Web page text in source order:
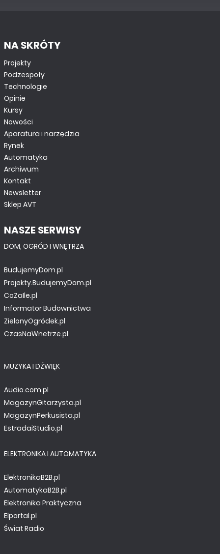
NA SKRÓTY
Projekty
Podzespoły
Technologie
Opinie
Kursy
Nowości
Aparatura i narzędzia
Rynek
Automatyka
Archiwum
Kontakt
Newsletter
Sklep AVT
NASZE SERWISY
DOM, OGRÓD I WNĘTRZA
BudujemyDom.pl
Projekty.BudujemyDom.pl
CoZaIle.pl
Informator Budownictwa
ZielonyOgródek.pl
CzasNaWnetrze.pl
MUZYKA I DŹWIĘK
Audio.com.pl
MagazynGitarzysta.pl
MagazynPerkusista.pl
EstradaiStudio.pl
ELEKTRONIKA I AUTOMATYKA
ElektronikaB2B.pl
AutomatykaB2B.pl
Elektronika Praktyczna
Elportal.pl
Świat Radio